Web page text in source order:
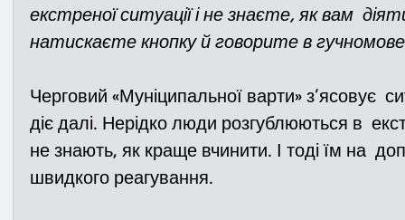
екстреної ситуації і не знаєте, як вам
натискаєте кнопку й говорите в
Черговий «Муніципальної варти» з’ясовує
діє далі. Нерідко люди розгублюються в
не знають, як краще вчинити. І тоді їм на
швидкого реагування.